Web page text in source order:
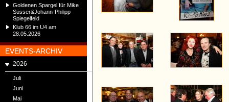
Goldenen Spargel für Mike
Süsser&Johann-Philipp
Spiegelfeld
Klub 66 im U4 am
28.05.2026
EVENTS-ARCHIV
2026
Juli
Juni
Mai